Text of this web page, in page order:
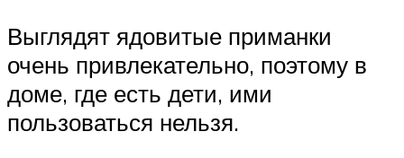
Выглядят ядовитые приманки
очень привлекательно, поэтому в
доме, где есть дети, ими
пользоваться нельзя.